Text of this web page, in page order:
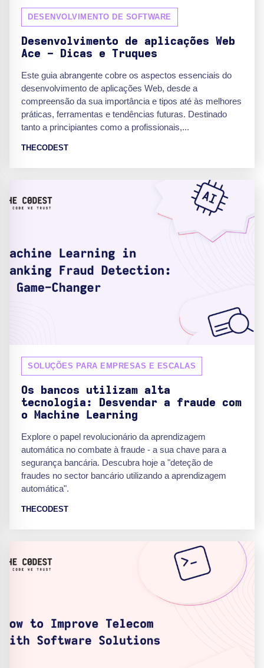
DESENVOLVIMENTO DE SOFTWARE
Desenvolvimento de aplicações Web
Ace - Dicas e Truques
Este guia abrangente cobre os aspectos essenciais do
desenvolvimento de aplicações Web, desde a
compreensão da sua importância e tipos até às melhores
práticas, ferramentas e tendências futuras. Destinado
tanto a principiantes como a profissionais,...
THECODEST
SOLUÇÕES PARA EMPRESAS E ESCALAS
Os bancos utilizam alta
tecnologia: Desvendar a fraude com
o Machine Learning
Explore o papel revolucionário da aprendizagem
automática no combate à fraude - a sua chave para a
segurança bancária. Descubra hoje a "deteção de
fraudes no sector bancário utilizando a aprendizagem
automática".
THECODEST